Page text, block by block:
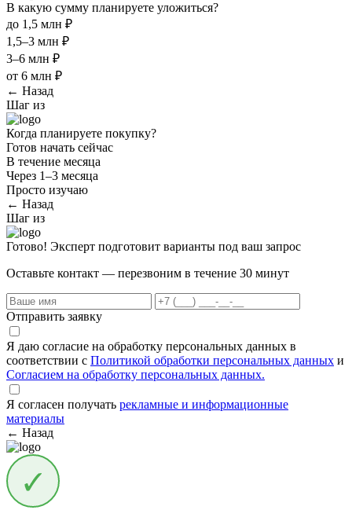
В какую сумму планируете уложиться?
до 1,5 млн ₽
1,5–3 млн ₽
3–6 млн ₽
от 6 млн ₽
← Назад
Шаг из
Когда планируете покупку?
Готов начать сейчас
В течение месяца
Через 1–3 месяца
Просто изучаю
← Назад
Шаг из
Готово! Эксперт подготовит варианты под ваш запрос
Оставьте контакт — перезвоним в течение 30 минут
Отправить заявку
Я даю согласие на обработку персональных данных в
соответствии с Политикой обработки персональных данных и
Согласием на обработку персональных данных.
Я согласен получать рекламные и информационные
материалы
← Назад